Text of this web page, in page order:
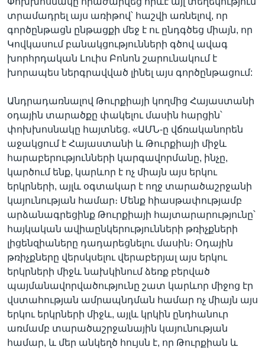
տրամադրել այս առիթով՝ հաշվի առնելով, որ
գործընթացն ընթացքի մեջ է ու ընդգծեց միայն, որ
Կովկասում բանակցությունների գծով ավագ
խորհրդական Լուիս Բոնոն շարունակում է
խորապես ներգրավված լինել այս գործընթացում:
Անդրադառնալով Թուրքիայի կողմից Հայաստանի
օդային տարածքը փակելու մասին հարցին՝
փոխխոսնակը հայտնեց. «ԱՄՆ-ը վճռականորեն
աջակցում է Հայաստանի և Թուրքիայի միջև
հարաբերությունների կարգավորմանը, ինչը,
կարծում ենք, կարևոր է ոչ միայն այս երկու
երկրների, այլև օգտակար է ողջ տարածաշրջանի
կայունության համար։ Մենք հիասթափությամբ
արձանագրեցինք Թուրքիայի հայտարարությունը՝
հայկական ավիաընկերությունների թռիչքների
լիցենզիաները դադարեցնելու մասին։ Օդային
թռիչքները վերսկսելու վերաբերյալ այս երկու
երկրների միջև նախկինում ձեռք բերված
պայմանավորվածությունը շատ կարևոր միջոց էր
վստահության ամրապնդման համար ոչ միայն այս
երկու երկրների միջև, այլև կրկին ընդհանուր
առմամբ տարածաշրջանային կայունության
համար, և մեր անկեղծ հույսն է, որ Թուրքիան և